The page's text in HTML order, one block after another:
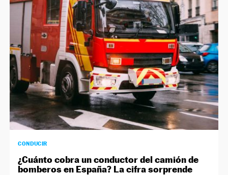
NEWSLETTER
SÍGUENOS
CONDUCIR
¿Cuánto cobra un conductor del camión de
bomberos en España? La cifra sorprende